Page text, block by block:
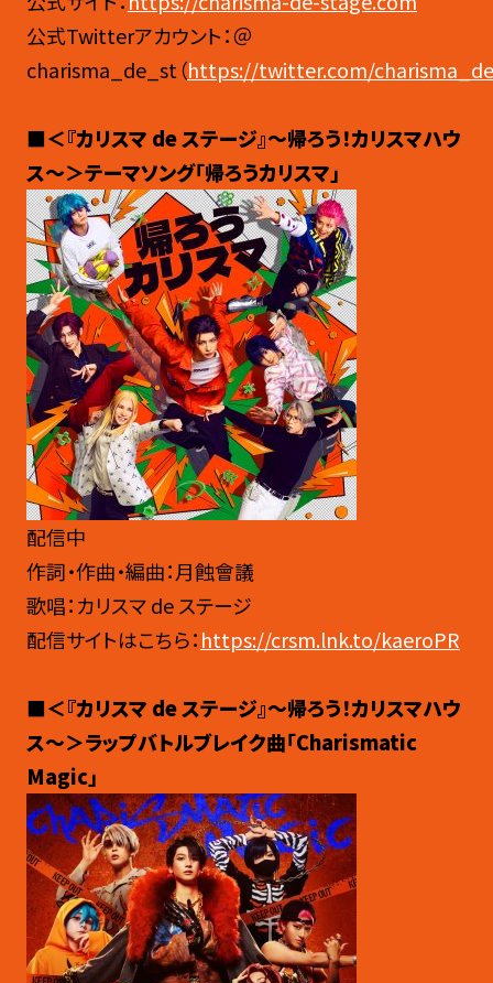
公式Twitterアカウント：＠
charisma_de_st（https://twitter.com/
■＜『カリスマ de ステージ』〜帰ろう！カリスマハウ
ス〜＞テーマソング「帰ろうカリスマ」
配信中
作詞・作曲・編曲：月蝕會議
歌唱：カリスマ de ステージ
配信サイトはこちら：https://crsm.lnk.to/kaeroPR
■＜『カリスマ de ステージ』〜帰ろう！カリスマハウ
ス〜＞ラップバトルブレイク曲「Charismatic
Magic」